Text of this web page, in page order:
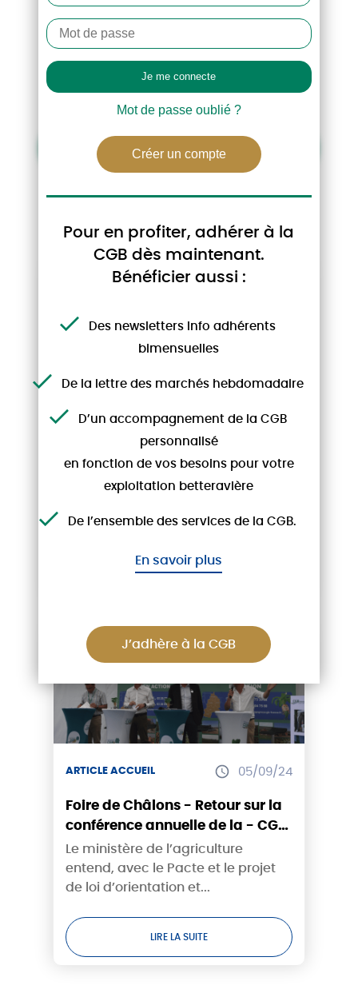
Mot de passe oublié ?
Créer un compte
Pour en profiter, adhérer à la
CGB dès maintenant.
Bénéficier aussi :
Des newsletters Info adhérents
bimensuelles
De la lettre des marchés hebdomadaire
D’un accompagnement de la CGB
personnalisé
en fonction de vos besoins pour votre
exploitation betteravière
De l’ensemble des services de la CGB.
En savoir plus
J’adhère à la CGB
Semaine 34
Pour la recevoir chaque semaine, par
email, inscrivez-vous à
Télécharger la lettre des marchés de la betterave
AUTRES ACTUALITÉS
La Lettre des Marchés de la
betterave - Semaine 36
ARTICLE RÉSERVÉ AUX ADHÉRENTS
ARTICLE ACCUEIL 05/09/24
Foire de Châlons - Retour sur la
conférence annuelle de la - CGB
Champagne-Bourgogne
Le ministère de l’agriculture
entend, avec le Pacte et le projet
de loi d’orientation et...
LIRE LA SUITE